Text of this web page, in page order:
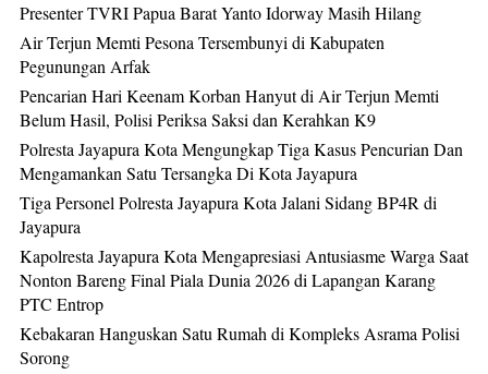
Presenter TVRI Papua Barat Yanto Idorway Masih Hilang
Air Terjun Memti Pesona Tersembunyi di Kabupaten
Pegunungan Arfak
Pencarian Hari Keenam Korban Hanyut di Air Terjun Memti
Belum Hasil, Polisi Periksa Saksi dan Kerahkan K9
Polresta Jayapura Kota Mengungkap Tiga Kasus Pencurian Dan
Mengamankan Satu Tersangka Di Kota Jayapura
Tiga Personel Polresta Jayapura Kota Jalani Sidang BP4R di
Jayapura
Kapolresta Jayapura Kota Mengapresiasi Antusiasme Warga Saat
Nonton Bareng Final Piala Dunia 2026 di Lapangan Karang
PTC Entrop
Kebakaran Hanguskan Satu Rumah di Kompleks Asrama Polisi
Sorong